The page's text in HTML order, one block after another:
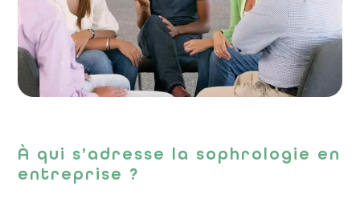
À qui s’adresse la sophrologie en
entreprise ?